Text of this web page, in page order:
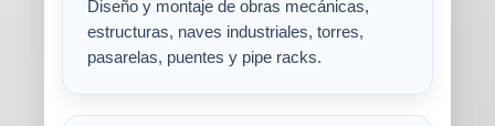
Diseño y montaje de obras mecánicas,
estructuras, naves industriales, torres,
pasarelas, puentes y pipe racks.